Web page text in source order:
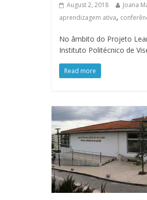
August 2, 2018 Joana
aprendizagem ativa,
No âmbito do Projeto
Instituto Politécnico de
Read more